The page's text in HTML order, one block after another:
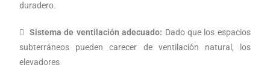
duradero.
Sistema de ventilación adecuado: Dado que los espacios
subterráneos pueden carecer de ventilación natural, los
elevadores